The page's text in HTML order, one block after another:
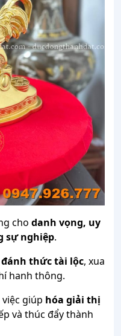
cho danh vọng, uy
sự nghiệp.
đánh thức tài lộc, xua
hanh thông.
giúp hóa giải thị
và thúc đẩy thành